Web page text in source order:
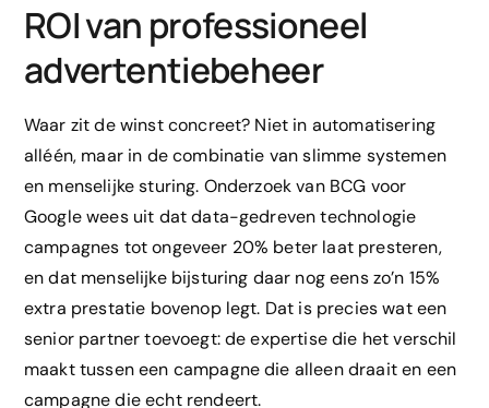
ROI van professioneel
advertentiebeheer
Waar zit de winst concreet? Niet in automatisering
alléén, maar in de combinatie van slimme systemen
en menselijke sturing. Onderzoek van BCG voor
Google wees uit dat data-gedreven technologie
campagnes tot ongeveer 20% beter laat presteren,
en dat menselijke bijsturing daar nog eens zo’n 15%
extra prestatie bovenop legt. Dat is precies wat een
senior partner toevoegt: de expertise die het verschil
maakt tussen een campagne die alleen draait en een
campagne die echt rendeert.